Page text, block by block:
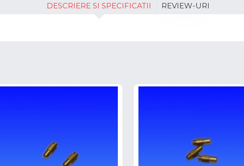
DESCRIERE SI SPECIFICATII REVIEW-URI